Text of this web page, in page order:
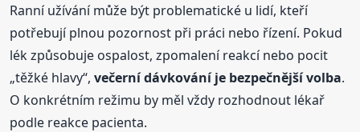
Ranní užívání může být problematické u lidí, kteří
potřebují plnou pozornost při práci nebo řízení. Pokud
lék způsobuje ospalost, zpomalení reakcí nebo pocit
„těžké hlavy“,večerní dávkování je bezpečnější volba.
O konkrétním režimu by měl vždy rozhodnout lékař
podle reakce pacienta.